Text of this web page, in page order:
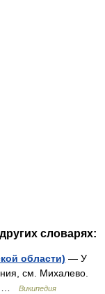
словарях:
области) — У
см. Михалево.
…
Википедия